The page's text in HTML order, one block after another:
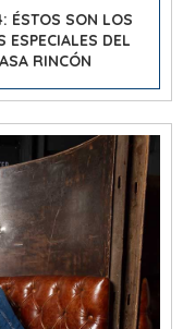
ÉSTOS SON LOS
ESPECIALES DEL
RINCÓN